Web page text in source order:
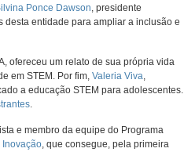
Ponce Dawson, presidente
desta entidade para ampliar a inclusão e
ofereceu um relato de sua própria vida
em STEM. Por fim, Valeria Viva,
a educação STEM para adolescentes.
.
e membro da equipe do Programa
Inovação, que consegue, pela primeira